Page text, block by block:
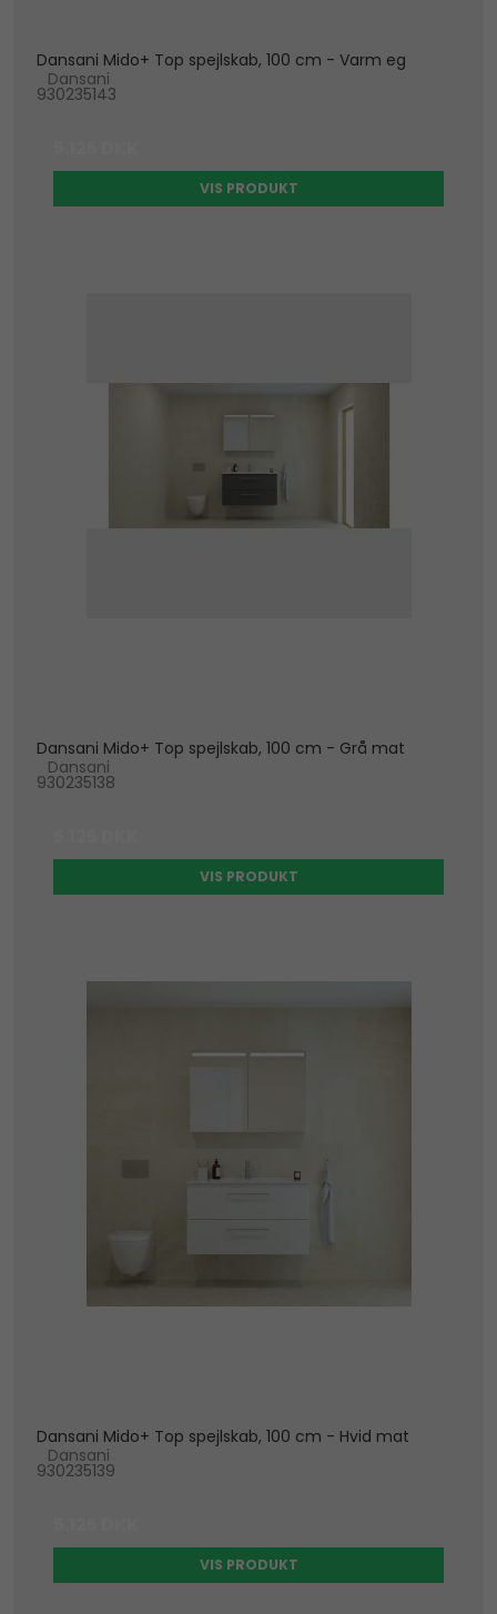
Dansani Mido+ Top spejlskab, 100 cm - Varm eg
Dansani
930235143
VIS PRODUKT
Dansani Mido+ Top spejlskab, 100 cm - Grå mat
Dansani
930235138
VIS PRODUKT
Dansani Mido+ Top spejlskab, 100 cm - Hvid mat
Dansani
930235139
VIS PRODUKT